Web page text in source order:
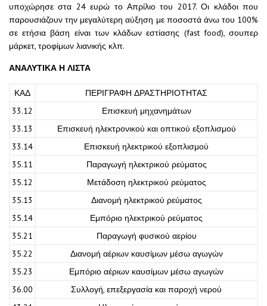
υποχώρησε στα 24 ευρώ το Απρίλιο του 2017. Οι κλάδοι που
παρουσιάζουν την μεγαλύτερη αύξηση με ποσοστά άνω του 100%
σε ετήσια βάση είναι των κλάδων εστίασης (fast food), σουπερ
μάρκετ, τροφίμων λιανικής κλπ.
ΑΝΑΛΥΤΙΚΑ Η ΛΙΣΤΑ
ΚΑΔ
ΠΕΡΙΓΡΑΦΗ ΔΡΑΣΤΗΡΙΟΤΗΤΑΣ
33.12
Επισκευή μηχανημάτων
33.13
Επισκευή ηλεκτρονικού και οπτικού εξοπλισμού
33.14
Επισκευή ηλεκτρικού εξοπλισμού
35.11
Παραγωγή ηλεκτρικού ρεύματος
35.12
Μετάδοση ηλεκτρικού ρεύματος
35.13
Διανομή ηλεκτρικού ρεύματος
35.14
Εμπόριο ηλεκτρικού ρεύματος
35.21
Παραγωγή φυσικού αερίου
35.22
Διανομή αέριων καυσίμων μέσω αγωγών
35.23
Εμπόριο αέριων καυσίμων μέσω αγωγών
36.00
Συλλογή, επεξεργασία και παροχή νερού